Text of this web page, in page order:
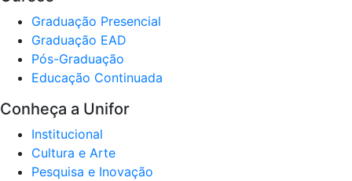
Graduação Presencial
Graduação EAD
Pós-Graduação
Educação Continuada
Conheça a Unifor
Institucional
Cultura e Arte
Pesquisa e Inovação